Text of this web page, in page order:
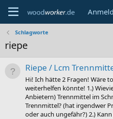
Schlagworte
riepe
Riepe / Lcm
Hi! Ich hätte 2 Fragen! Wäre
weiterhelfen könnte! 1.)
Anbietern) Trennmittel im
Trennmittel? (hat irgendwer
oder auch ungefähr?) 2.)